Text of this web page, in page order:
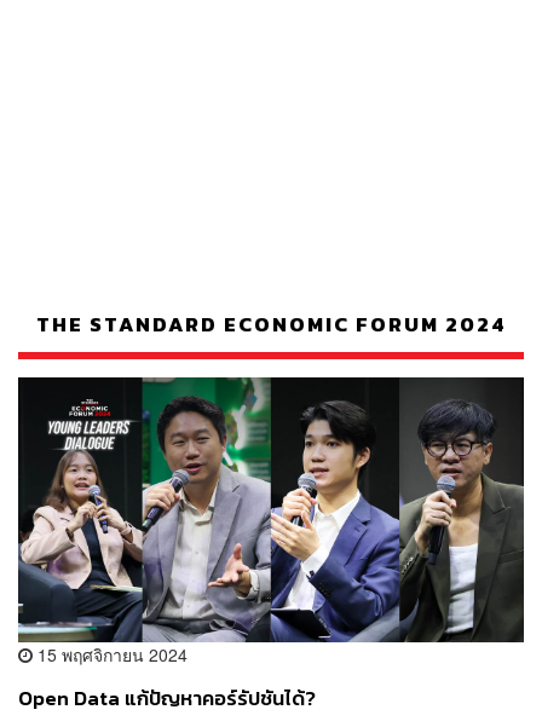
THE STANDARD ECONOMIC FORUM 2024
15 พฤศจิกายน 2024
Open Data แก้ปัญหาคอร์รัปชันได้?